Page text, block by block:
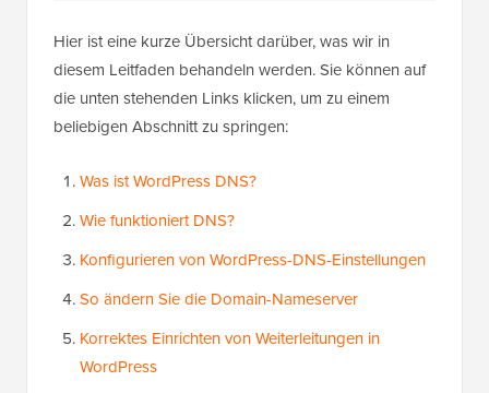
Hier ist eine kurze Übersicht darüber, was wir in
diesem Leitfaden behandeln werden. Sie können auf
die unten stehenden Links klicken, um zu einem
beliebigen Abschnitt zu springen:
Was ist WordPress DNS?
Wie funktioniert DNS?
Konfigurieren von WordPress-DNS-Einstellungen
So ändern Sie die Domain-Nameserver
Korrektes Einrichten von Weiterleitungen in
WordPress